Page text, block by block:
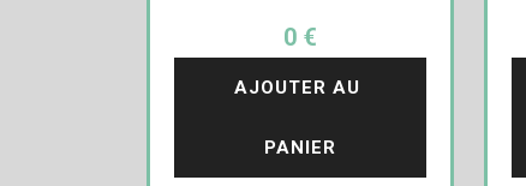
0 €
AJOUTER AU
PANIER